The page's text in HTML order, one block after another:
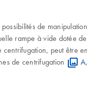
de
rampe à vide dotée
peut être
de centrifugation
A,